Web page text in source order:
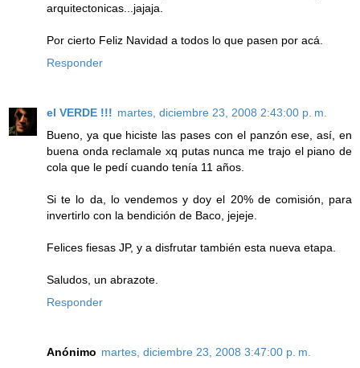
arquitectonicas...jajaja.
Por cierto Feliz Navidad a todos lo que pasen por acá.
Responder
el VERDE !!! martes, diciembre 23, 2008 2:43:00 p. m.
Bueno, ya que hiciste las pases con el panzón ese, así, en
buena onda reclamale xq putas nunca me trajo el piano de
cola que le pedí cuando tenía 11 años.
Si te lo da, lo vendemos y doy el 20% de comisión, para
invertirlo con la bendición de Baco, jejeje.
Felices fiesas JP, y a disfrutar también esta nueva etapa.
Saludos, un abrazote.
Responder
Anónimo martes, diciembre 23, 2008 3:47:00 p. m.